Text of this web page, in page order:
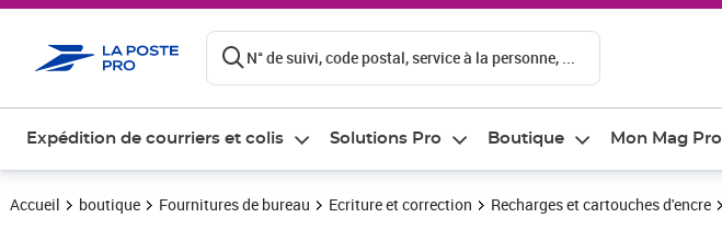
N° de suivi, code postal, service à la personne, ...
Expédition de courriers et colis Solutions Pro Boutique Mon Mag Pro
Accueil boutique Fournitures de bureau Ecriture et correction Recharges et cartouches d'encre